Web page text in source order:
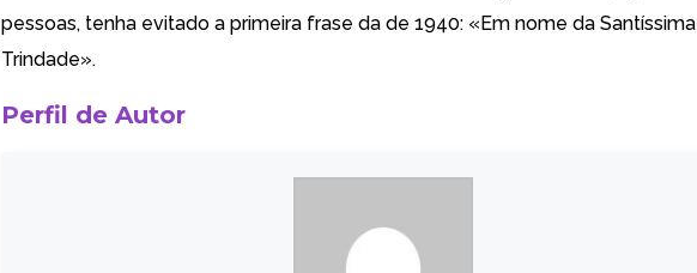
pessoas, tenha evitado a primeira frase da de 1940: «Em nome da Santíssima
Trindade».
Perfil de Autor